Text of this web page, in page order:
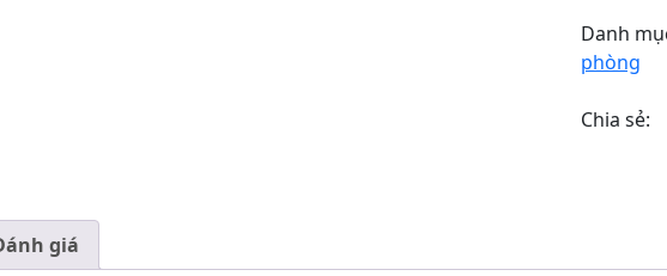
số
lượng
Danh
phòng
Chia sẻ:
giá